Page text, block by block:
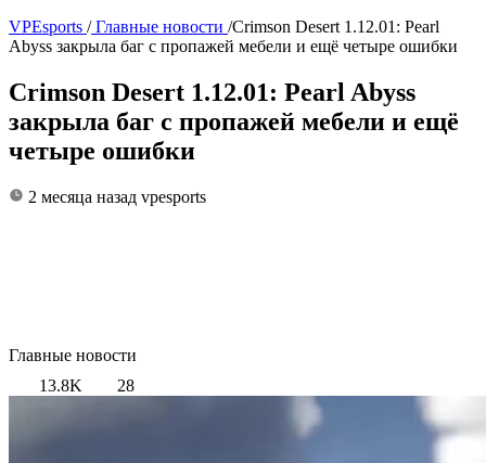
VPEsports / Главные новости /Crimson Desert 1.12.01: Pearl
Abyss закрыла баг с пропажей мебели и ещё четыре ошибки
Crimson Desert 1.12.01: Pearl Abyss
закрыла баг с пропажей мебели и ещё
четыре ошибки
2 месяца назад vpesports
Главные новости
13.8K
28